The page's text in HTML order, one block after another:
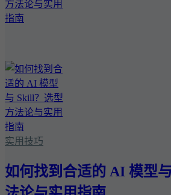
实用技巧
如何找到合适的 AI 模型